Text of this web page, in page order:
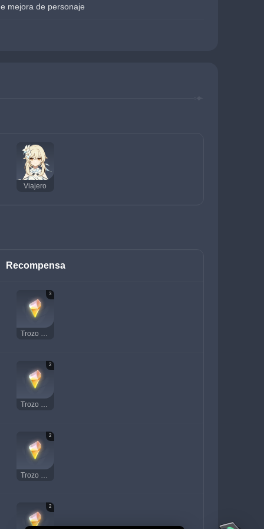
mejora de personaje
Viajero
Recompensa
3
Trozo de diamante brillante
2
Trozo de diamante brillante
2
Trozo de diamante brillante
2